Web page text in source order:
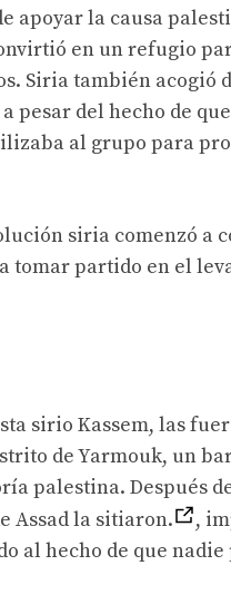
apoyar la causa
en un refugio
Siria también acogió
pesar del hecho de
al grupo para
siria comenzó
tomar partido en el
sirio Kassem, las
de Yarmouk, un
palestina. Después
Assad la sitiaron.
,
al hecho de que